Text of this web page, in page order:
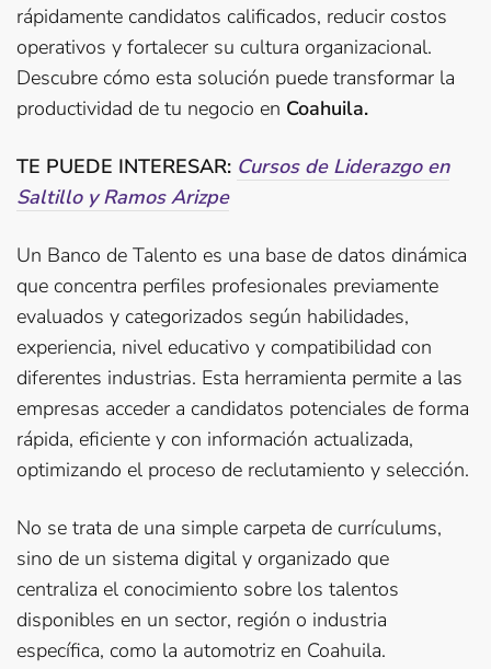
rápidamente candidatos calificados, reducir costos
operativos y fortalecer su cultura organizacional.
Descubre cómo esta solución puede transformar la
productividad de tu negocio en Coahuila.
TE PUEDE INTERESAR: Cursos de Liderazgo en
Saltillo y Ramos Arizpe
Un Banco de Talento es una base de datos dinámica
que concentra perfiles profesionales previamente
evaluados y categorizados según habilidades,
experiencia, nivel educativo y compatibilidad con
diferentes industrias. Esta herramienta permite a las
empresas acceder a candidatos potenciales de forma
rápida, eficiente y con información actualizada,
optimizando el proceso de reclutamiento y selección.
No se trata de una simple carpeta de currículums,
sino de un sistema digital y organizado que
centraliza el conocimiento sobre los talentos
disponibles en un sector, región o industria
específica, como la automotriz en Coahuila.